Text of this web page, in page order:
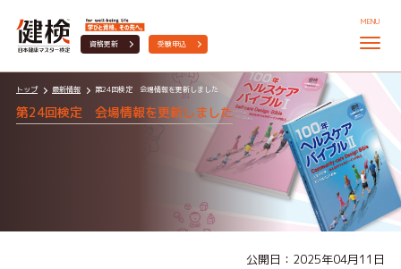
資格更新 受験申込
MENU
トップ 最新情報 第24回検定 会場情報を更新しました
第24回検定 会場情報を更新しました
公開日：2025年04月11日